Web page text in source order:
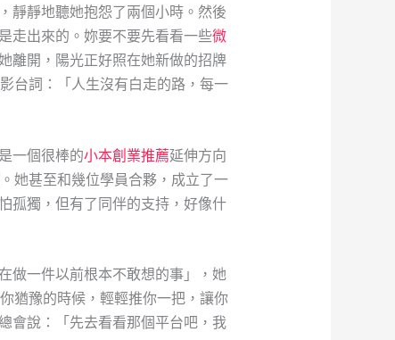
靜靜地聽她抱怨了兩個小時。然後
走出來的。妳要不要先看看一些微
離開，陽光正好照在她新做的招牌
台詞：「人生沒有白走的路，每一
一個很棒的小本創業推薦延伸方向
她甚至和幾位學員合夥，成立了一
孤獨，但有了同伴的支持，好像什
做一件以前根本不敢想的事」，她
猶豫的時候，輕輕推你一把，讓你
會說：「先去看看那個平台吧，我